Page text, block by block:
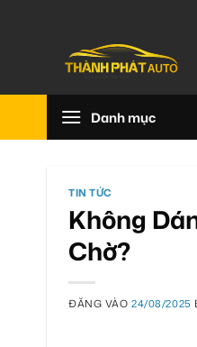
Danh mục
TIN TỨC
Không
Chờ?
ĐĂNG VÀO24/08/2025